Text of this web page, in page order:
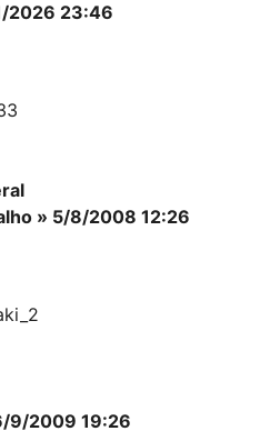
2026 23:46
» 5/8/2008 12:26
9/2009 19:26